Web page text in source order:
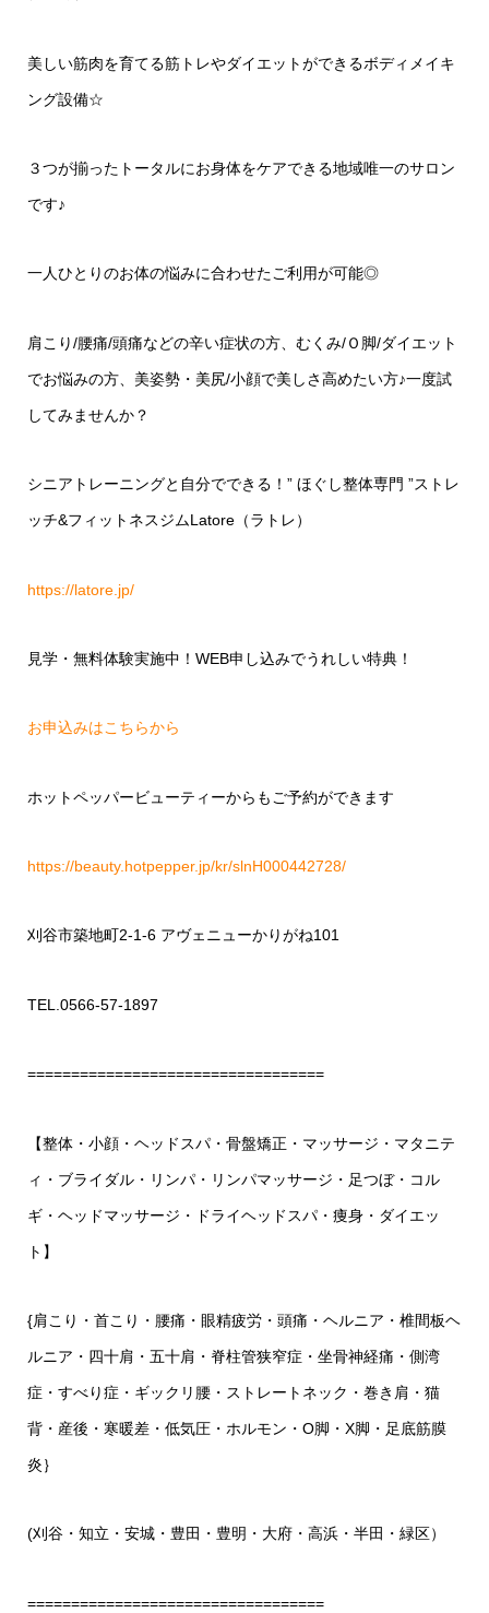
美しい筋肉を育てる筋トレやダイエットができるボディメイキ
ング設備☆
３つが揃ったトータルにお身体をケアできる地域唯一のサロン
です♪
一人ひとりのお体の悩みに合わせたご利用が可能◎
肩こり/腰痛/頭痛などの辛い症状の方、むくみ/Ｏ脚/ダイエット
でお悩みの方、美姿勢・美尻/小顔で美しさ高めたい方♪一度試
してみませんか？
シニアトレーニングと自分でできる！ ” ほぐし整体専門 ”ストレ
ッチ&フィットネスジムLatore（ラトレ）
https://latore.jp/
見学・無料体験実施中！ WEB申し込みでうれしい特典！
お申込みはこちらから
ホットペッパービューティーからもご予約ができます
https://beauty.hotpepper.jp/kr/slnH000442728/
刈谷市築地町2-1-6 アヴェニューかりがね101
TEL.0566-57-1897
==================================
【整体・小顔・ヘッドスパ・骨盤矯正・マッサージ・マタニテ
ィ・ブライダル・リンパ・リンパマッサージ・足つぼ・コル
ギ・ヘッドマッサージ・ドライヘッドスパ・痩身・ダイエッ
ト】
{肩こり・首こり・腰痛・眼精疲労・頭痛・ヘルニア・椎間板ヘ
ルニア・四十肩・五十肩・脊柱管狭窄症・坐骨神経痛・側湾
症・すべり症・ギックリ腰・ストレートネック・巻き肩・猫
背・産後・寒暖差・低気圧・ホルモン・ O脚・ X脚・足底筋膜
炎｝
(刈谷・知立・安城・豊田・豊明・大府・高浜・半田・緑区）
==================================